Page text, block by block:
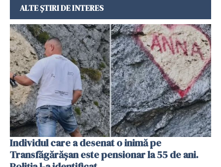
ALTE ȘTIRI DE INTERES
Individul care a desenat o inimă pe
Transfăgărășan este pensionar la 55 de ani.